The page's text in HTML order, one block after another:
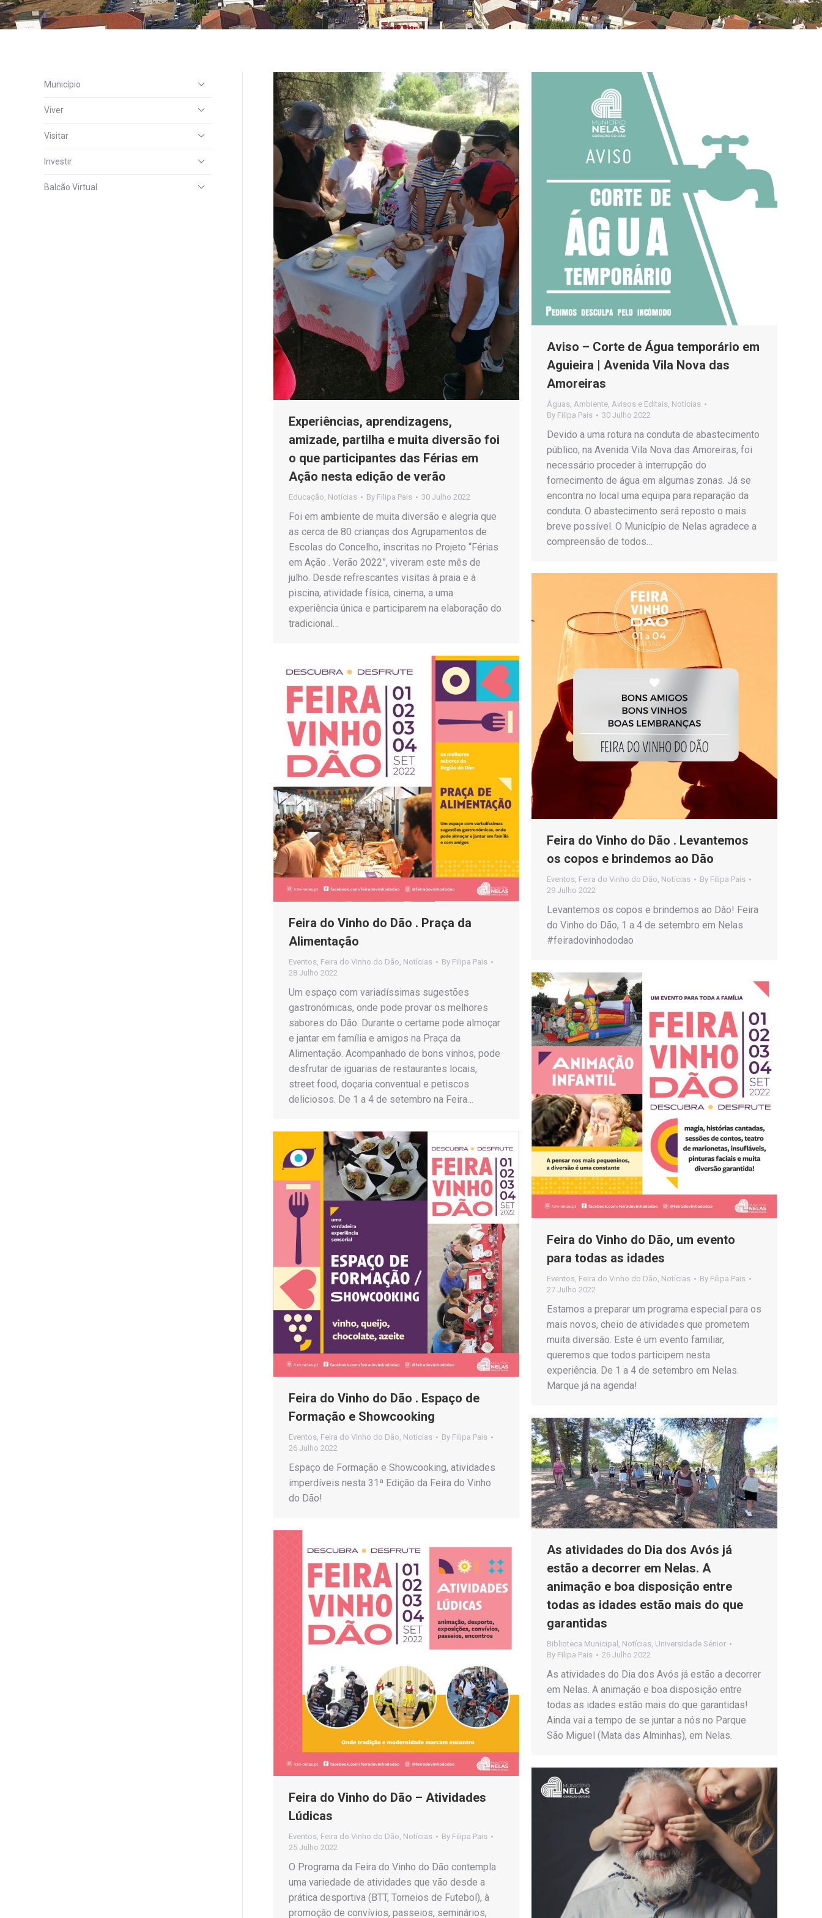
Experiências, aprendizagens,
amizade, partilha e muita diversão foi
o que participantes das Férias em
Ação nesta edição de verão
Educação, Notícias By Filipa Pais 30 Julho 2022
Foi em ambiente de muita diversão e alegria que
as cerca de 80 crianças dos Agrupamentos de
Escolas do Concelho, inscritas no Projeto “Férias
em Ação . Verão 2022”, viveram este mês de
julho. Desde refrescantes visitas à praia e à
piscina, atividade física, cinema, a uma
experiência única e participarem na elaboração do
tradicional…
Aviso – Corte de Água temporário em
Aguieira | Avenida Vila Nova das
Amoreiras
Águas Ambiente Avisos e Editais Notícias
By Filipa Pais 30 Julho 2022
Devido a uma rotura na conduta de abastecimento
público, na Avenida Vila Nova das Amoreiras, foi
necessário proceder à interrupção do
fornecimento de água em algumas zonas. Já se
encontra no local uma equipa para reparação da
conduta. O abastecimento será reposto o mais
breve possível. O Município de Nelas agradece a
compreensão de todos…
Feira do Vinho do Dão . Levantemos
os copos e brindemos ao Dão
Eventos, Feira do Vinho do Dão, Notícias By Filipa Pais
29 Julho 2022
Levantemos os copos e brindemos ao Dão! Feira
do Vinho do Dão, 1 a 4 de setembro em Nelas
#feiradovinhododao
Feira do Vinho do Dão . Praça da
Alimentação
Eventos, Feira do Vinho do Dão, Notícias By Filipa Pais
28 Julho 2022
Um espaço com variadíssimas sugestões
gastronómicas, onde pode provar os melhores
sabores do Dão. Durante o certame pode almoçar
e jantar em família e amigos na Praça da
Alimentação. Acompanhado de bons vinhos, pode
desfrutar de iguarias de restaurantes locais,
street food, doçaria conventual e petiscos
deliciosos. De 1 a 4 de setembro na Feira…
Feira do Vinho do Dão, um evento
para todas as idades
Eventos, Feira do Vinho do Dão, Notícias By Filipa Pais
27 Julho 2022
Estamos a preparar um programa especial para os
mais novos, cheio de atividades que prometem
muita diversão. Este é um evento familiar,
queremos que todos participem nesta
experiência. De 1 a 4 de setembro em Nelas.
Marque já na agenda!
Feira do Vinho do Dão . Espaço de
Formação e Showcooking
Eventos, Feira do Vinho do Dão, Notícias By Filipa Pais
26 Julho 2022
Espaço de Formação e Showcooking, atividades
imperdíveis nesta 31ª Edição da Feira do Vinho
do Dão!
As atividades do Dia dos Avós já
estão a decorrer em Nelas. A
animação e boa disposição entre
todas as idades estão mais do que
garantidas
Biblioteca Municipal , Notícias, Universidade Sénior
By Filipa Pais 26 Julho 2022
As atividades do Dia dos Avós já estão a decorrer
em Nelas. A animação e boa disposição entre
todas as idades estão mais do que garantidas!
Ainda vai a tempo de se juntar a nós no Parque
São Miguel (Mata das Alminhas), em Nelas.
Feira do Vinho do Dão – Atividades
Lúdicas
Eventos, Feira do Vinho do Dão, Notícias By Filipa Pais
25 Julho 2022
O Programa da Feira do Vinho do Dão contempla
uma variedade de atividades que vão desde a
prática desportiva (BTT, Torneios de Futebol), à
promoção de convívios, passeios, seminários,
Município
Viver
Visitar
Investir
Balcão Virtual